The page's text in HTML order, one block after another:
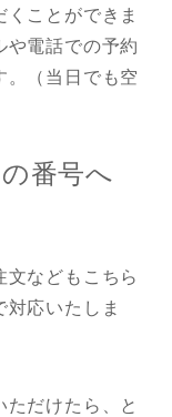
ことができま
や電話での予約
。（当日でも空
番号へ
文などもこちら
応いたしま
だけたら、と